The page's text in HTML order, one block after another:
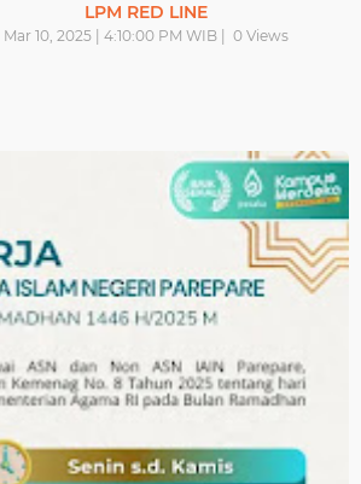
LPM RED LINE
Mar 10, 2025 | 4:10:00 PM WIB | 0 Views